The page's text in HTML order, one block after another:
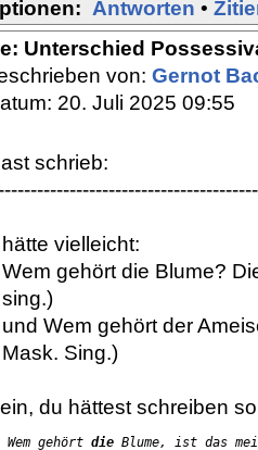
Antworten •
Unterschied
von: Gernot
20. Juli 2025 09:55
schrieb:
vielleicht:
gehört die Blume?
Wem gehört der
Sing.)
du hättest schreiben
Wem gehört die Blume, ist das